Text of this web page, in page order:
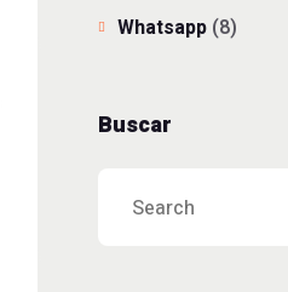
Whatsapp (8)
Buscar